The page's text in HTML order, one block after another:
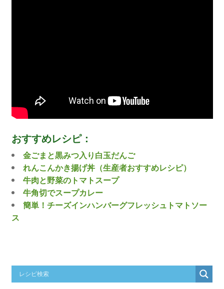
おすすめレシピ：
金ごまと黒みつ入り白玉だんご
れんこんかき揚げ丼（生産者おすすめレシピ）
牛肉と野菜のトマトスープ
牛角切でスープカレー
簡単！チーズインハンバーグフレッシュトマトソー
ス